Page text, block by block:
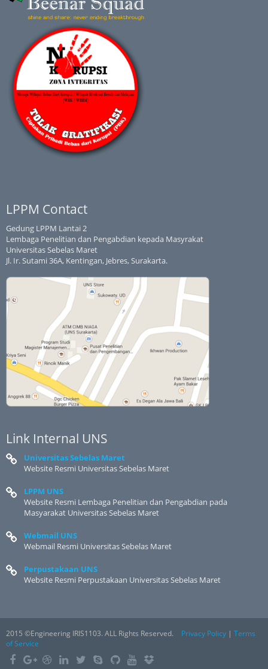
LPPM Contact
Gedung LPPM Lantai 2
Lembaga Penelitian dan Pengabdian kepada Masyrakat
Universitas Sebelas Maret
Jl. Ir. Sutami 36A, Kentingan, Jebres, Surakarta.
Link Internal UNS
Universitas Sebelas Maret
Website Resmi Universitas Sebelas Maret
LPPM UNS
Website Resmi Lembaga Penelitian dan Pengabdian pada
Masyarakat Universitas Sebelas Maret
Webmail UNS
Webmail Resmi Universitas Sebelas Maret
Perpustakaan UNS
Website Resmi Perpustakaan Universitas Sebelas Maret
2015 ©Engineering IRIS1103. ALL Rights Reserved. Privacy Policy | Terms
of Service